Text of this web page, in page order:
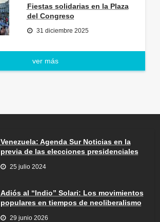
Fiestas solidarias en la Plaza
del Congreso
31 diciembre 2025
ver más
Venezuela: Agenda Sur Noticias en la
previa de las elecciones presidenciales
25 julio 2024
Adiós al “Indio” Solari: Los movimientos
populares en tiempos de neoliberalismo
29 junio 2026